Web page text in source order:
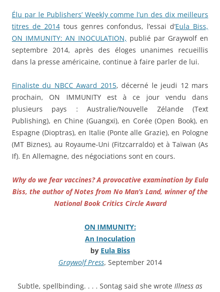
Élu par le Publishers’ Weekly comme l’un des dix meilleurs
titres de 2014tous genres confondus, l’essai d’Eula Biss,
ON IMMUNITY: AN INOCULATION, publié par Graywolf en
septembre 2014, après des éloges unanimes recueillis
dans la presse américaine, continue à faire parler de lui.
Finaliste du NBCC Award 2015, décerné le jeudi 12 mars
prochain, ON IMMUNITY est à ce jour vendu dans
plusieurs pays : Australie/Nouvelle Zélande (Text
Publishing), en Chine (Guangxi), en Corée (Open Book), en
Espagne (Dioptras), en Italie (Ponte alle Grazie), en Pologne
(MT Biznes), au Royaume-Uni (Fitzcarraldo) et à Taïwan (As
If). En Allemagne, des négociations sont en cours.
Why do we fear vaccines? A provocative examination by Eula
Biss, the author of Notes from No Man’s Land, winner of the
National Book Critics Circle Award
ON IMMUNITY:
An Inoculation
by Eula Biss
Graywolf Press, September 2014
Subtle, spellbinding. . . . Sontag said she wrote Illness as